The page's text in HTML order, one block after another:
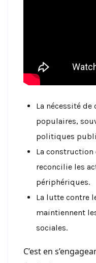
La nécessité
populaires,
politiques
La
reconcilie les
périphériques.
La lutte contre
maintiennent
sociales.
C’est en